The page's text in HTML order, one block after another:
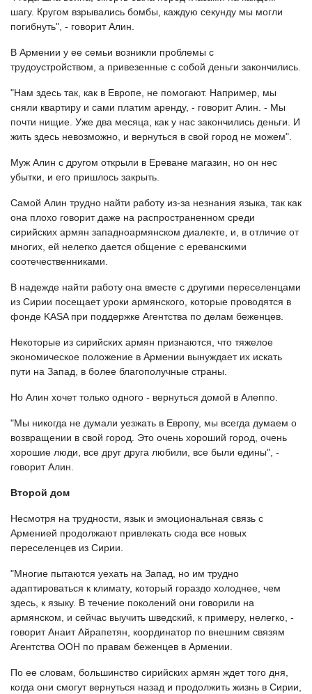
шагу. Кругом взрывались бомбы, каждую секунду мы могли
погибнуть", - говорит Алин.
В Армении у ее семьи возникли проблемы с
трудоустройством, а привезенные с собой деньги закончились.
"Нам здесь так, как в Европе, не помогают. Например, мы
сняли квартиру и сами платим аренду, - говорит Алин. - Мы
почти нищие. Уже два месяца, как у нас закончились деньги. И
жить здесь невозможно, и вернуться в свой город не можем".
Муж Алин с другом открыли в Ереване магазин, но он нес
убытки, и его пришлось закрыть.
Самой Алин трудно найти работу из-за незнания языка, так как
она плохо говорит даже на распространенном среди
сирийских армян западноармянском диалекте, и, в отличие от
многих, ей нелегко дается общение с ереванскими
соотечественниками.
В надежде найти работу она вместе с другими переселенцами
из Сирии посещает уроки армянского, которые проводятся в
фонде KASA при поддержке Агентства по делам беженцев.
Некоторые из сирийских армян признаются, что тяжелое
экономическое положение в Армении вынуждает их искать
пути на Запад, в более благополучные страны.
Но Алин хочет только одного - вернуться домой в Алеппо.
"Мы никогда не думали уезжать в Европу, мы всегда думаем о
возвращении в свой город. Это очень хороший город, очень
хорошие люди, все друг друга любили, все были едины", -
говорит Алин.
Второй дом
Несмотря на трудности, язык и эмоциональная связь с
Арменией продолжают привлекать сюда все новых
переселенцев из Сирии.
"Многие пытаются уехать на Запад, но им трудно
адаптироваться к климату, который гораздо холоднее, чем
здесь, к языку. В течение поколений они говорили на
армянском, и сейчас выучить шведский, к примеру, нелегко, -
говорит Анаит Айрапетян, координатор по внешним связям
Агентства ООН по правам беженцев в Армении.
По ее словам, большинство сирийских армян ждет того дня,
когда они смогут вернуться назад и продолжить жизнь в Сирии,